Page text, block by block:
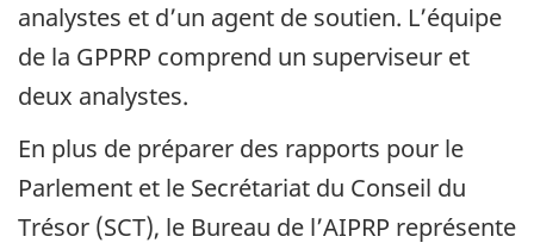
analystes et d’un agent de soutien. L’équipe
de la GPPRP comprend un superviseur et
deux analystes.
En plus de préparer des rapports pour le
Parlement et le Secrétariat du Conseil du
Trésor (SCT), le Bureau de l’AIPRP représente